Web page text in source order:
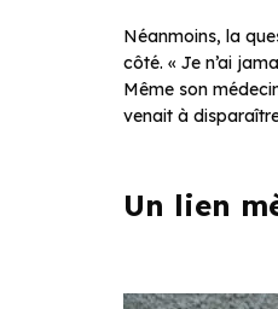
Néanmoins, la
côté. « Je n’ai
Même son
venait à
Un lien